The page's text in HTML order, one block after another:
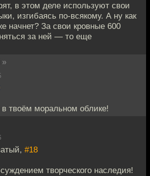
в этом деле используют свои
изгибаясь по-всякому. А ну как
начнет? За свои кровные 600
за ней — то еще
»
твоём моральном облике!
#18
творческого наследия!